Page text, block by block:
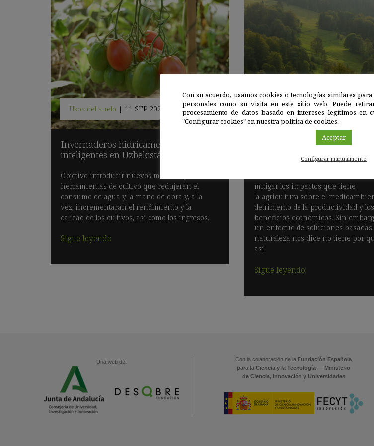
Usos del suelo | 11 SEP 2023
Invernaderos hídricamente
inteligentes en Uzbekistán
Objetivo introducir nuevos métodos y
herramientas de cultivo que redujeran el
consumo de agua y la mano de obra y, a la
vez, incrementaran el rendimiento y la
calidad de los cultivos, así como los ingresos.
Sigue leyendo
Biodiversidad terrestre|13 OCT
La diversidad de plantas
cosecha y mitiga la sequía
mitigar los impactos que tiene
la agricultura sobre el
detrimento de la productividad y los
beneficios económicos. Sin
un enfoque de soluciones basadas
naturaleza nos dice no tiene por
así.
Sigue leyendo
Una web de: Con la colaboración de la Fundación Española
para la Ciencia y la Tecnología — Ministerio
de Ciencia, Innovación y Universidades
Con su acuerdo, usamos cookies o tecnologías similares
personales como su visita en este sitio web. Puede
procesamiento de datos basado en intereses legítimos en
"Configurar cookies" en nuestra política de cookies.
Aceptar
Configurar manualmente